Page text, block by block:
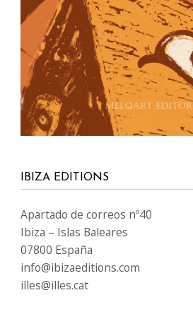
IBIZA EDITIONS
Apartado de correos nº40
Ibiza – Islas Baleares
07800 España
info@ibizaeditions.com
illes@illes.cat